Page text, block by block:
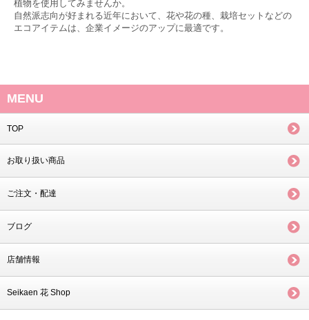
植物を使用してみませんか。
自然派志向が好まれる近年において、花や花の種、栽培セットなどの
エコアイテムは、企業イメージのアップに最適です。
MENU
TOP
お取り扱い商品
ご注文・配達
ブログ
店舗情報
Seikaen 花 Shop